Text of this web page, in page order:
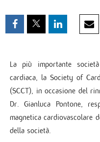
La più importante
cardiaca, la Society of
(SCCT), in occasione del
Dr. Gianluca Pontone,
magnetica cardiovascolare
della società.